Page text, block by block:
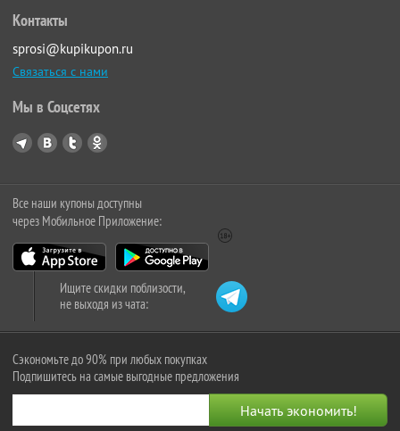
Контакты
sprosi@kupikupon.ru
Связаться с нами
Мы в Соцсетях
Все наши купоны доступны
через Мобильное Приложение:
Ищите скидки поблизости,
не выходя из чата:
Сэкономьте до 90% при любых покупках
Подпишитесь на самые выгодные предложения